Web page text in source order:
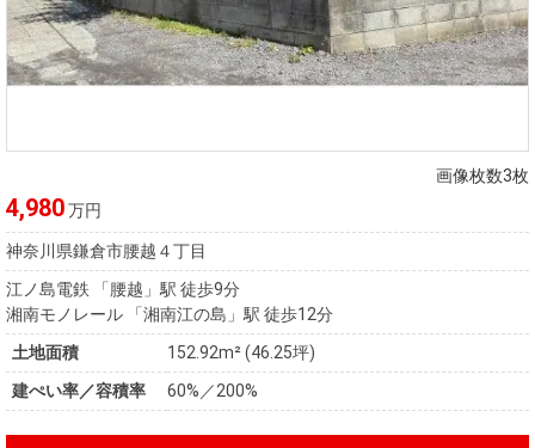
サービス
ンシミュ
レーショ
ン
ラス（お
役立ちコ
ラム）
税金の本
（電子ブ
ック）
住まいと
暮らしの
税金の本
売却ガイ
ド
画像枚数3枚
4,980万円
神奈川県鎌倉市腰越４丁目
江ノ島電鉄 「腰越」駅 徒歩9分
湘南モノレール 「湘南江の島」駅 徒歩12分
土地面積
152.92m² (46.25坪)
建ぺい率／容積率
60%／200%